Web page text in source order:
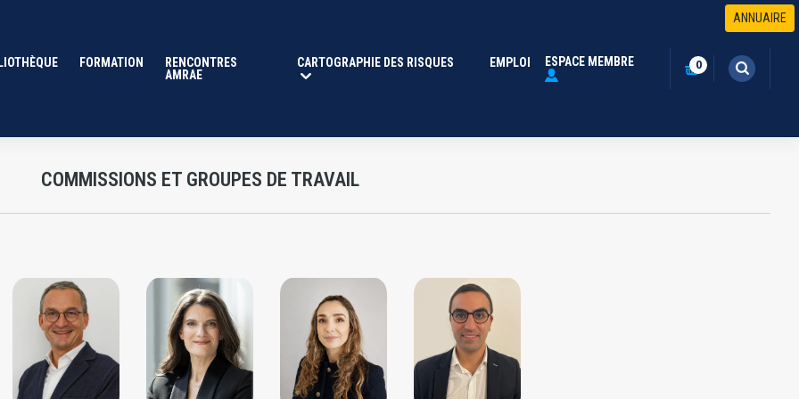
| AMRAE
FORMATION
RENCONTRES
AMRAE
CARTOGRAPHIE DES RISQUES (CURRENT)
EMPLOI ESPACE MEMBRE 0
ANNUAIRE
COMMISSIONS ET GROUPES DE TRAVAIL